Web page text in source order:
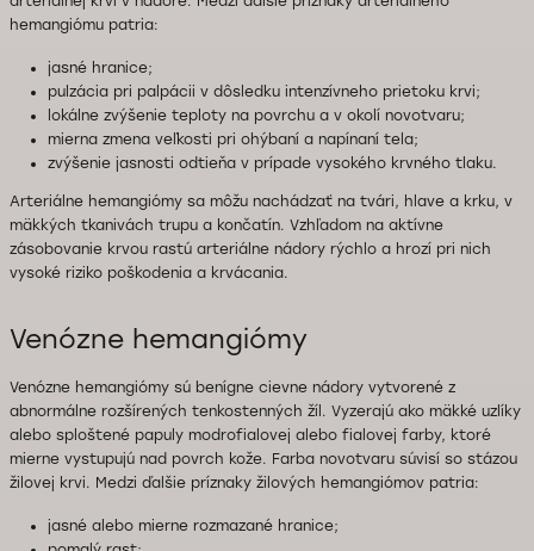
hemangiómu patria:
jasné hranice;
pulzácia pri palpácii v dôsledku intenzívneho prietoku krvi;
lokálne zvýšenie teploty na povrchu a v okolí novotvaru;
mierna zmena veľkosti pri ohýbaní a napínaní tela;
zvýšenie jasnosti odtieňa v prípade vysokého krvného tlaku.
Arteriálne hemangiómy sa môžu nachádzať na tvári, hlave a krku, v
mäkkých tkanivách trupu a končatín. Vzhľadom na aktívne
zásobovanie krvou rastú arteriálne nádory rýchlo a hrozí pri nich
vysoké riziko poškodenia a krvácania.
Venózne hemangiómy
Venózne hemangiómy sú benígne cievne nádory vytvorené z
abnormálne rozšírených tenkostenných žíl. Vyzerajú ako mäkké uzlíky
alebo sploštené papuly modrofialovej alebo fialovej farby, ktoré
mierne vystupujú nad povrch kože. Farba novotvaru súvisí so stázou
žilovej krvi. Medzi ďalšie príznaky žilových hemangiómov patria:
jasné alebo mierne rozmazané hranice;